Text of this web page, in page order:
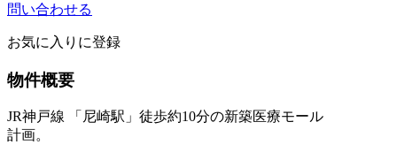
問い合わせる
お気に入りに登録
物件概要
JR神戸線 「尼崎駅」徒歩約10分の新築医療モール
計画。